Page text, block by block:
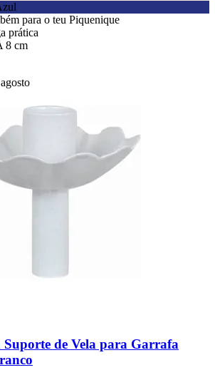
para o teu Piquenique
prática
8 cm
Suporte de Vela para Garrafa